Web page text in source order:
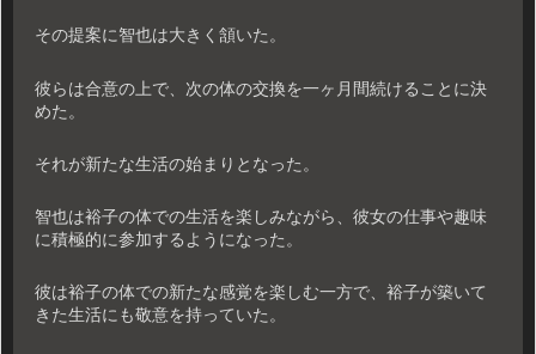
その提案に智也は大きく頷いた。
彼らは合意の上で、次の体の交換を一ヶ月間続けることに決
めた。
それが新たな生活の始まりとなった。
智也は裕子の体での生活を楽しみながら、彼女の仕事や趣味
に積極的に参加するようになった。
彼は裕子の体での新たな感覚を楽しむ一方で、裕子が築いて
きた生活にも敬意を持っていた。